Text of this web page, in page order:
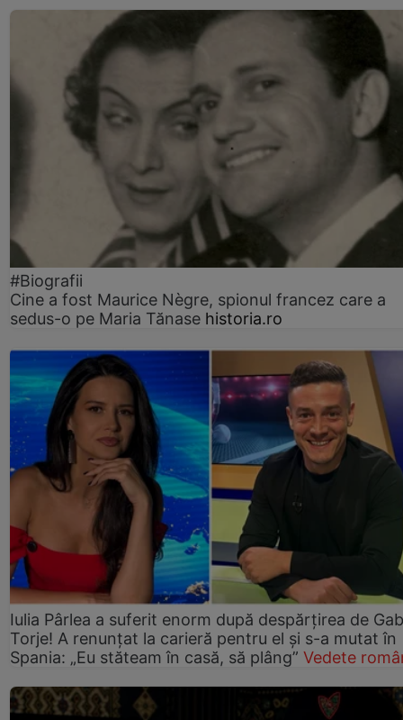
#Biografii
Cine a fost Maurice Nègre, spionul francez care a
sedus-o pe Maria Tănase historia.ro
Iulia Pârlea a suferit enorm după despărțirea de
Torje! A renunțat la carieră pentru el și s-a mutat în
Spania: „Eu stăteam în casă, să plâng” Vedete